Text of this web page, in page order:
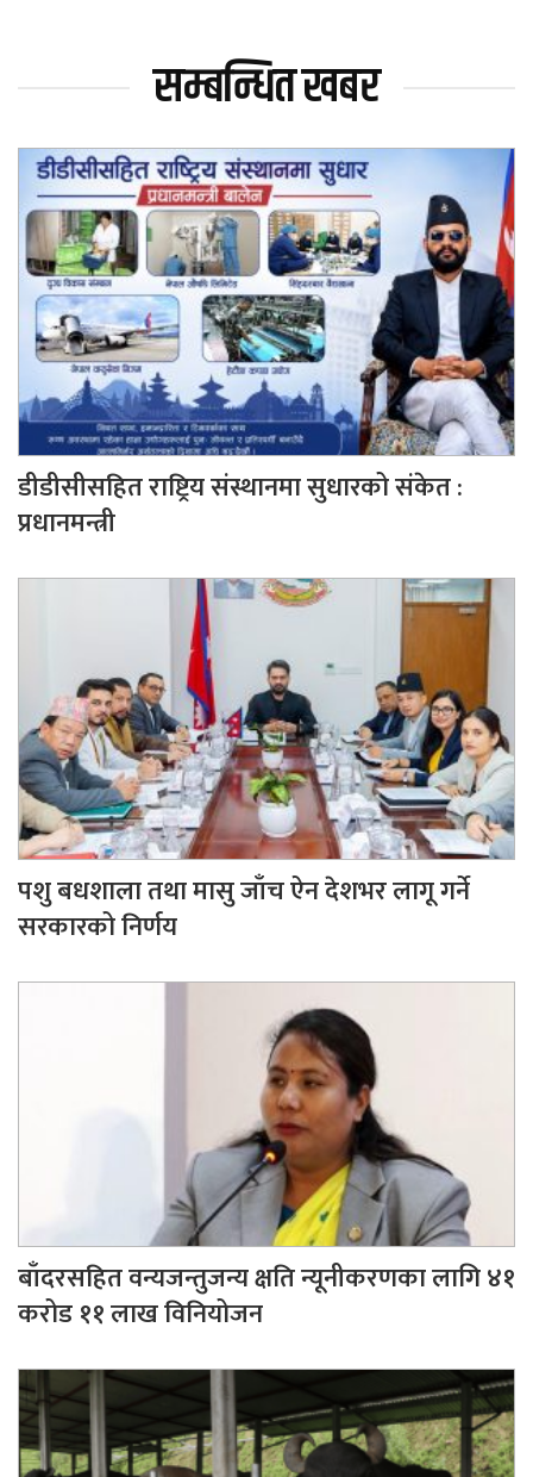
सम्बन्धित खबर
डीडीसीसहित राष्ट्रिय संस्थानमा सुधारको संकेत :
प्रधानमन्त्री
पशु बधशाला तथा मासु जाँच ऐन देशभर लागू गर्ने
सरकारको निर्णय
बाँदरसहित वन्यजन्तुजन्य क्षति न्यूनीकरणका लागि ४१
करोड ११ लाख विनियोजन